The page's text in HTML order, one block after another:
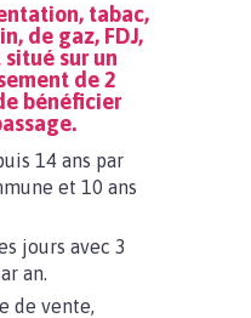
tabac,
de gaz, FDJ,
sur un
de 2
bénéficier
14 ans par
et 10 ans
jours avec 3
an.
de vente,